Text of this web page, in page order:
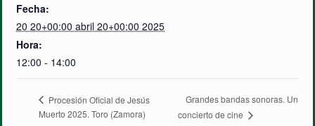
Fecha:
20 20+00:00 abril 20+00:00 2025
Hora:
12:00 - 14:00
Procesión Oficial de Jesús
Muerto 2025. Toro (Zamora)
Grandes bandas sonoras. Un
concierto de cine